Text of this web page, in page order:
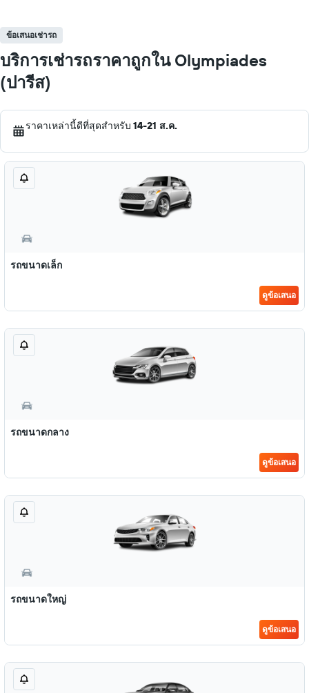
ข้อเสนอเช่ารถ
บริการเช่ารถราคาถูกใน Olympiades
(ปารีส)
ราคาเหล่านี้ดีที่สุดสำหรับ 14-21 ส.ค.
รถขนาดเล็ก
ดูข้อเสนอ
รถขนาดกลาง
ดูข้อเสนอ
รถขนาดใหญ่
ดูข้อเสนอ